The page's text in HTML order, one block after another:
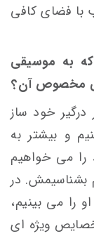
با فضای کافی
به موسیقی
مخصوص آن؟
درگیر خود ساز
و بیشتر به
می خواهیم
بشناسیمش. در
را می بینیم،
ویژه ای